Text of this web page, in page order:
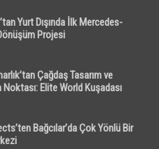
Yurt Dışında İlk Mercedes-
Projesi
Çağdaş Tasarım ve
Elite World Kuşadası
Bağcılar’da Çok Yönlü Bir